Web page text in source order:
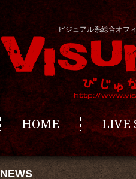
ビジュアル系総合オフ
HOME LIVE
NEWS